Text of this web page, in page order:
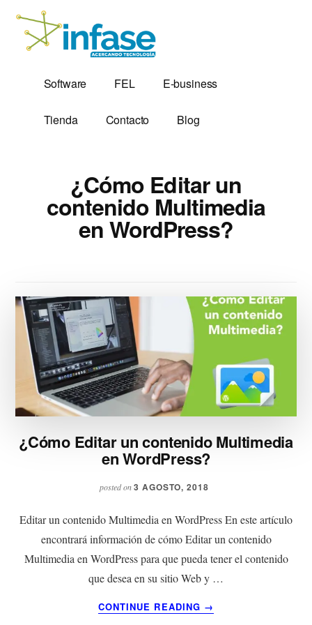
contenido
Additional
menu
Soluciones
Tecnológicas
desde
1,999
Electrónica
Software FEL E-business
Tienda Contacto Blog
¿Cómo Editar un
contenido Multimedia
en WordPress?
¿Cómo Editar un contenido Multimedia
en WordPress?
posted on3 AGOSTO, 2018
Editar un contenido Multimedia en WordPress En este artículo
encontrará información de cómo Editar un contenido
Multimedia en WordPress para que pueda tener el contenido
que desea en su sitio Web y …
CONTINUE READING
ACERCA
DE
→